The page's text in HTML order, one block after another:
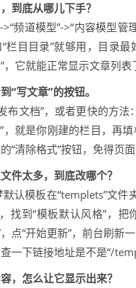
到底从哪儿下手？
频道模型”->“内容模型
栏目目录”就够用，目录
，它就能正常显示文章列
“写文章”的按钮。
布文档”，或者更快的方
，就是你刚建的栏目，再
“清除格式”按钮，免得页
件太多，到底改哪个？
认模板在“templets”文
找到“模板默认风格”，
点“开始更新”，前台刷
一下链接地址是不是“/
，怎么让它显示出来？